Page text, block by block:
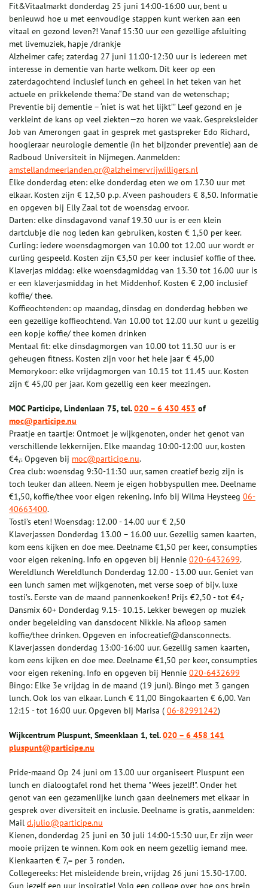
Fit&Vitaalmarkt donderdag 25 juni 14:00-16:00 uur, bent u
benieuwd hoe u met eenvoudige stappen kunt werken aan een
vitaal en gezond leven?! Vanaf 15:30 uur een gezellige afsluiting
met livemuziek, hapje /drankje
Alzheimer cafe; zaterdag 27 juni 11:00-12:30 uur is iedereen met
interesse in dementie van harte welkom. Dit keer op een
zaterdagochtend inclusief lunch en geheel in het teken van het
actuele en prikkelende thema:“De stand van de wetenschap;
Preventie bij dementie – ‘niet is wat het lijkt’” Leef gezond en je
verkleint de kans op veel ziekten—zo horen we vaak. Gespreksleider
Job van Amerongen gaat in gesprek met gastspreker Edo Richard,
hoogleraar neurologie dementie (in het bijzonder preventie) aan de
Radboud Universiteit in Nijmegen. Aanmelden:
amstellandmeerlanden.pr@alzheimervrijwilligers.nl
Elke donderdag eten: elke donderdag eten we om 17.30 uur met
elkaar. Kosten zijn € 12,50 p.p. A’veen pashouders € 8,50. Informatie
en opgeven bij Elly Zaal tot de woensdag ervoor.
Darten: elke dinsdagavond vanaf 19.30 uur is er een klein
dartclubje die nog leden kan gebruiken, kosten € 1,50 per keer.
Curling: iedere woensdagmorgen van 10.00 tot 12.00 uur wordt er
curling gespeeld. Kosten zijn €3,50 per keer inclusief koffie of thee.
Klaverjas middag: elke woensdagmiddag van 13.30 tot 16.00 uur is
er een klaverjasmiddag in het Middenhof. Kosten € 2,00 inclusief
koffie/ thee.
Koffieochtenden: op maandag, dinsdag en donderdag hebben we
een gezellige koffieochtend. Van 10.00 tot 12.00 uur kunt u gezellig
een kopje koffie/ thee komen drinken
Mentaal fit: elke dinsdagmorgen van 10.00 tot 11.30 uur is er
geheugen fitness. Kosten zijn voor het hele jaar € 45,00
Memorykoor: elke vrijdagmorgen van 10.15 tot 11.45 uur. Kosten
zijn € 45,00 per jaar. Kom gezellig een keer meezingen.
MOC Participe, Lindenlaan 75, tel.020 – 6 430 453 of
moc@participe.nu
Praatje en taartje: Ontmoet je wijkgenoten, onder het genot van
verschillende lekkernijen. Elke maandag 10:00-12:00 uur, kosten
€4,-. Opgeven bij moc@participe.nu.
Crea club: woensdag 9:30-11:30 uur, samen creatief bezig zijn is
toch leuker dan alleen. Neem je eigen hobbyspullen mee. Deelname
€1,50, koffie/thee voor eigen rekening. Info bij Wilma Heysteeg 06-
40663400.
Tosti’s eten! Woensdag: 12.00 - 14.00 uur € 2,50
Klaverjassen Donderdag 13.00 – 16.00 uur. Gezellig samen kaarten,
kom eens kijken en doe mee. Deelname €1,50 per keer, consumpties
voor eigen rekening. Info en opgeven bij Hennie 020-6432699.
Wereldlunch Wereldlunch Donderdag 12.00 - 13.00 uur. Geniet van
een lunch samen met wijkgenoten, met verse soep of bijv. luxe
tosti’s. Eerste van de maand pannenkoeken! Prijs €2,50 - tot €4,-
Dansmix 60+ Donderdag 9.15- 10.15. Lekker bewegen op muziek
onder begeleiding van dansdocent Nikkie. Na afloop samen
koffie/thee drinken. Opgeven en infocreatief@dansconnects.
Klaverjassen donderdag 13:00-16:00 uur. Gezellig samen kaarten,
kom eens kijken en doe mee. Deelname €1,50 per keer, consumpties
voor eigen rekening. Info en opgeven bij Hennie 020-6432699
Bingo: Elke 3e vrijdag in de maand (19 juni). Bingo met 3 gangen
lunch. Ook los van elkaar. Lunch € 11,00 Bingokaarten € 6,00. Van
12:15 - tot 16:00 uur. Opgeven bij Marisa ( 06-82991242)
Wijkcentrum Pluspunt, Smeenklaan 1, tel.020 – 6 458 141
pluspunt@participe.nu
Pride-maand Op 24 juni om 13.00 uur organiseert Pluspunt een
lunch en dialoogtafel rond het thema "Wees jezelf!". Onder het
genot van een gezamenlijke lunch gaan deelnemers met elkaar in
gesprek over diversiteit en inclusie. Deelname is gratis, aanmelden:
Mail d.julio@participe.nu
Kienen, donderdag 25 juni en 30 juli 14:00-15:30 uur, Er zijn weer
mooie prijzen te winnen. Kom ook en neem gezellig iemand mee.
Kienkaarten € 7,= per 3 ronden.
Collegereeks: Het misleidende brein, vrijdag 26 juni 15.30-17.00.
Gun jezelf een uur inspiratie! Volg een college over hoe ons brein